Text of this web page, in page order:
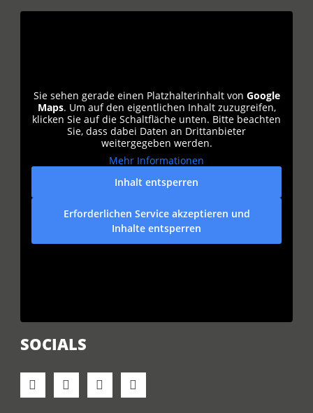
Sie sehen gerade einen Platzhalterinhalt von Google
Maps. Um auf den eigentlichen Inhalt zuzugreifen,
klicken Sie auf die Schaltfläche unten. Bitte beachten
Sie, dass dabei Daten an Drittanbieter
weitergegeben werden.
Mehr Informationen
Inhalt entsperren
Erforderlichen Service akzeptieren und
Inhalte entsperren
SOCIALS